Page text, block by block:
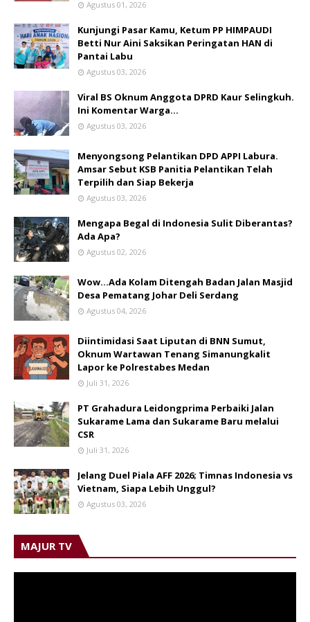
Agustus 01, 2026
Kunjungi Pasar Kamu, Ketum PP HIMPAUDI
Betti Nur Aini Saksikan Peringatan HAN di
Pantai Labu
Agustus 03, 2026
Viral BS Oknum Anggota DPRD Kaur Selingkuh.
Ini Komentar Warga…
Agustus 03, 2026
Menyongsong Pelantikan DPD APPI Labura.
Amsar Sebut KSB Panitia Pelantikan Telah
Terpilih dan Siap Bekerja
Agustus 03, 2026
Mengapa Begal di Indonesia Sulit Diberantas?
Ada Apa?
Agustus 02, 2026
Wow...Ada Kolam Ditengah Badan Jalan Masjid
Desa Pematang Johar Deli Serdang
Agustus 04, 2026
Diintimidasi Saat Liputan di BNN Sumut,
Oknum Wartawan Tenang Simanungkalit
Lapor ke Polrestabes Medan
Juli 31, 2026
PT Grahadura Leidongprima Perbaiki Jalan
Sukarame Lama dan Sukarame Baru melalui
CSR
Juli 31, 2026
Jelang Duel Piala AFF 2026; Timnas Indonesia vs
Vietnam, Siapa Lebih Unggul?
Agustus 03, 2026
MAJUR TV